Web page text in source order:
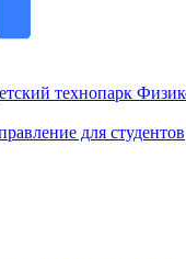
технопарк
для студентов